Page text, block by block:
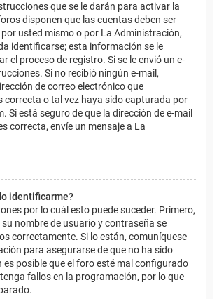
que se le darán para activar la
disponen que las cuentas deben ser
usted mismo o por La Administración,
identificarse; esta información se le
el proceso de registro. Si se le envió un e-
Si no recibió ningún e-mail,
de correo electrónico que
correcta o tal vez haya sido capturada por
Si está seguro de que la dirección de e-mail
correcta, envíe un mensaje a La
identificarme?
por lo cuál esto puede suceder. Primero,
su nombre de usuario y contraseña se
correctamente. Si lo están, comuníquese
para asegurarse de que no ha sido
es posible que el foro esté mal configurado
fallos en la programación, por lo que